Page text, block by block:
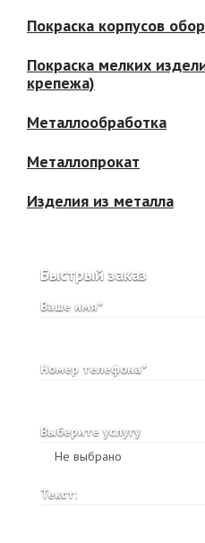
Покраска корпусов
Покраска мелких
крепежа)
Металлообработка
Металлопрокат
Изделия из металла
Быстрый заказ
Ваше имя*
Номер телефона*
Выберите услугу
Текст: